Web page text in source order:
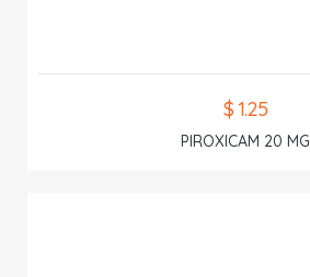
$ 1.25
PIROXICAM 20 MG